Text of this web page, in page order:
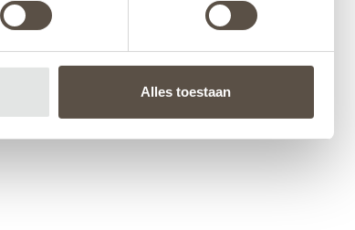
Alles toestaan